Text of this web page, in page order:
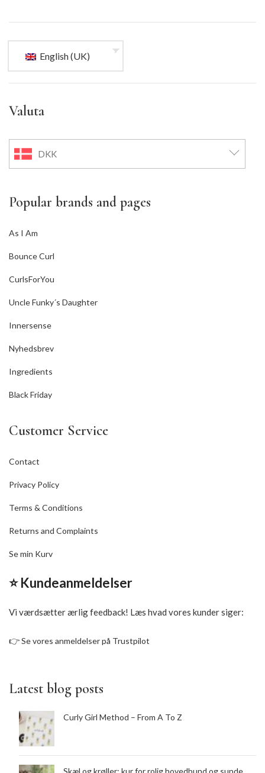
English (UK)
Valuta
DKK
Popular brands and pages
As I Am
Bounce Curl
CurlsForYou
Uncle Funky´s Daughter
Innersense
Nyhedsbrev
Ingredients
Black Friday
Customer Service
Contact
Privacy Policy
Terms & Conditions
Returns and Complaints
Se min Kurv
⭐ Kundeanmeldelser
Vi værdsætter ærlig feedback! Læs hvad vores kunder siger:
👉Se vores anmeldelser på Trustpilot
Latest blog posts
Curly Girl Method – From A To Z